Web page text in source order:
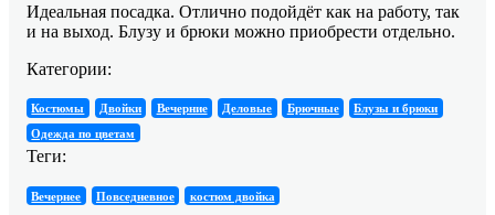
Идеальная посадка. Отлично подойдёт как на работу, так
и на выход. Блузу и брюки можно приобрести отдельно.
Категории:
Костюмы Двойки Вечерние Деловые Брючные
Блузы и брюки
Одежда по цветам
Теги:
Вечернее Повседневное костюм двойка